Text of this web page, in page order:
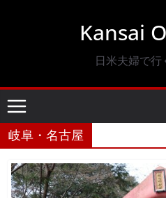
ツ
へ
ス
Kansai
日米夫婦で行
岐阜・名古屋